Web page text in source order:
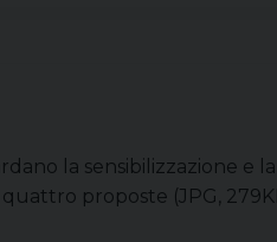
la sensibilizzazione e
proposte (JPG,